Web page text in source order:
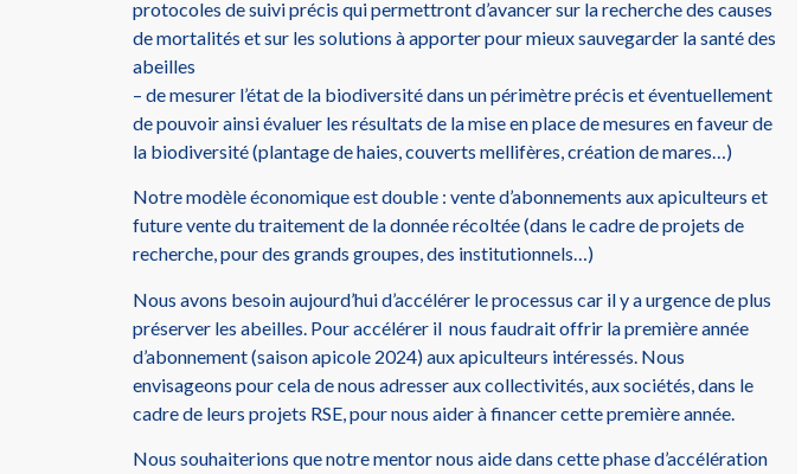
protocoles de suivi précis qui permettront d’avancer sur la recherche des causes
de mortalités et sur les solutions à apporter pour mieux sauvegarder la santé des
abeilles
– de mesurer l’état de la biodiversité dans un périmètre précis et éventuellement
de pouvoir ainsi évaluer les résultats de la mise en place de mesures en faveur de
la biodiversité (plantage de haies, couverts mellifères, création de mares…)
Notre modèle économique est double : vente d’abonnements aux apiculteurs et
future vente du traitement de la donnée récoltée (dans le cadre de projets de
recherche, pour des grands groupes, des institutionnels…)
Nous avons besoin aujourd’hui d’accélérer le processus car il y a urgence de plus
préserver les abeilles. Pour accélérer il nous faudrait offrir la première année
d’abonnement (saison apicole 2024) aux apiculteurs intéressés. Nous
envisageons pour cela de nous adresser aux collectivités, aux sociétés, dans le
cadre de leurs projets RSE, pour nous aider à financer cette première année.
Nous souhaiterions que notre mentor nous aide dans cette phase d’accélération